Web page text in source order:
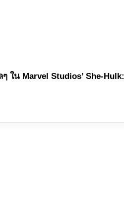
ใน Marvel Studios’ She-Hulk: